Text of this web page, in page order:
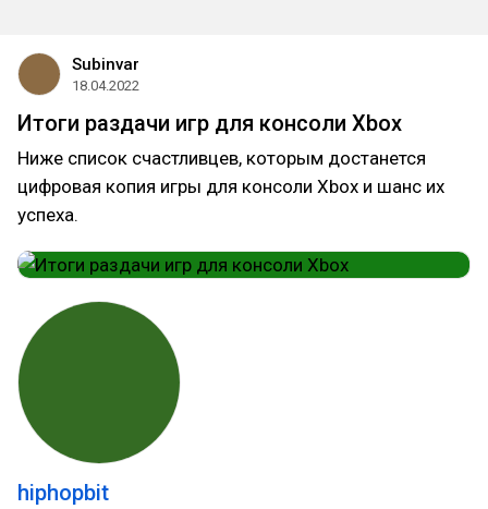
Subinvar
18.04.2022
Итоги раздачи игр для консоли Xbox
Ниже список счастливцев, которым достанется
цифровая копия игры для консоли Xbox и шанс их
успеха.
hiphopbit